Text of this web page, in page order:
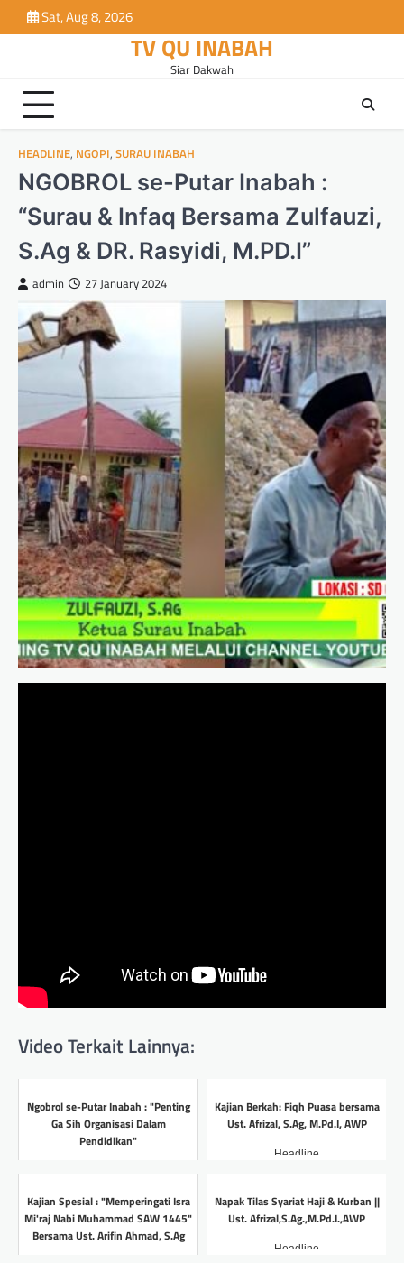
to
Sat, Aug 8, 2026
TV QU INABAH
Siar Dakwah
HEADLINE, NGOPI, SURAU INABAH
NGOBROL se-Putar Inabah :
“Surau & Infaq Bersama Zulfauzi,
S.Ag & DR. Rasyidi, M.PD.I”
admin 27 January 2024
Video Terkait Lainnya:
Ngobrol se-Putar Inabah : "Penting
Ga Sih Organisasi Dalam
Pendidikan"
Kajian Berkah: Fiqh Puasa bersama
Ust. Afrizal, S.Ag, M.Pd.I, AWP
Headline
Kajian Spesial : "Memperingati Isra
Mi'raj Nabi Muhammad SAW 1445"
Bersama Ust. Arifin Ahmad, S.Ag
Napak Tilas Syariat Haji & Kurban ||
Ust. Afrizal,S.Ag.,M.Pd.I.,AWP
Headline